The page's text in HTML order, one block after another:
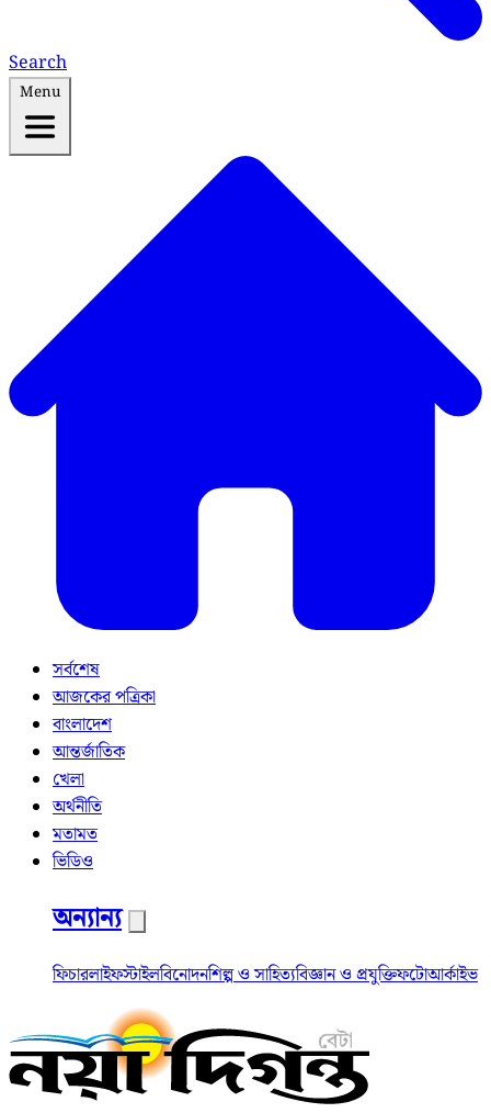
Search
Menu
সর্বশেষ
আজকের পত্রিকা
বাংলাদেশ
আন্তর্জাতিক
খেলা
অর্থনীতি
মতামত
ভিডিও
অন্যান্য
ফিচারলাইফস্টাইলবিনোদনশিল্প ও সাহিত্যবিজ্ঞান ও প্রযুক্তিফটোআর্কাইভ